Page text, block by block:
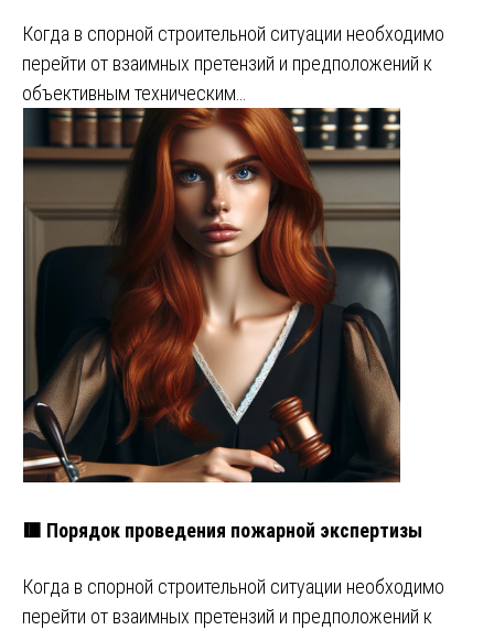
Когда в спорной строительной ситуации необходимо
перейти от взаимных претензий и предположений к
объективным техническим…
🟥 Порядок проведения пожарной экспертизы
Когда в спорной строительной ситуации необходимо
перейти от взаимных претензий и предположений к